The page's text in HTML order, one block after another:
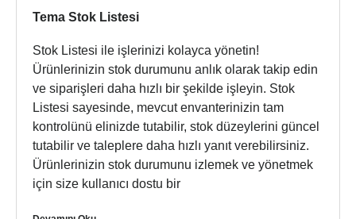
Tema Stok Listesi
Stok Listesi ile işlerinizi kolayca yönetin!
Ürünlerinizin stok durumunu anlık olarak takip edin
ve siparişleri daha hızlı bir şekilde işleyin. Stok
Listesi sayesinde, mevcut envanterinizin tam
kontrolünü elinizde tutabilir, stok düzeylerini güncel
tutabilir ve taleplere daha hızlı yanıt verebilirsiniz.
Ürünlerinizin stok durumunu izlemek ve yönetmek
için size kullanıcı dostu bir